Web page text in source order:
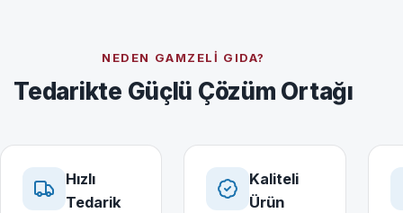
NEDEN GAMZELI GIDA?
Tedarikte Güçlü Çözüm Ortağı
Hızlı
Tedarik
Kaliteli
Ürün